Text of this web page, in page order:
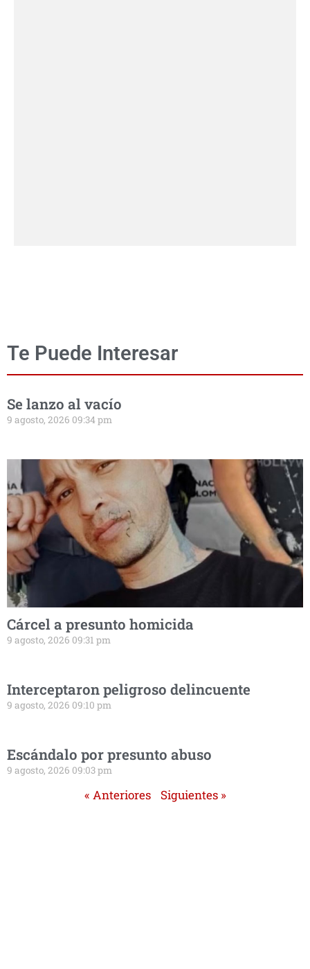
Te Puede Interesar
Se lanzo al vacío
9 agosto, 2026 09:34 pm
Cárcel a presunto homicida
9 agosto, 2026 09:31 pm
Interceptaron peligroso delincuente
9 agosto, 2026 09:10 pm
Escándalo por presunto abuso
9 agosto, 2026 09:03 pm
« Anteriores Siguientes »